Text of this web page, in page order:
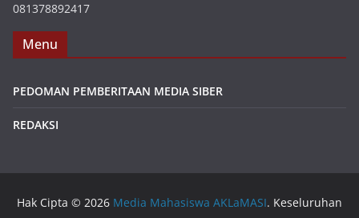
081378892417
Menu
PEDOMAN PEMBERITAAN MEDIA SIBER
REDAKSI
Hak Cipta © 2026 Media Mahasiswa AKLaMASI. Keseluruhan